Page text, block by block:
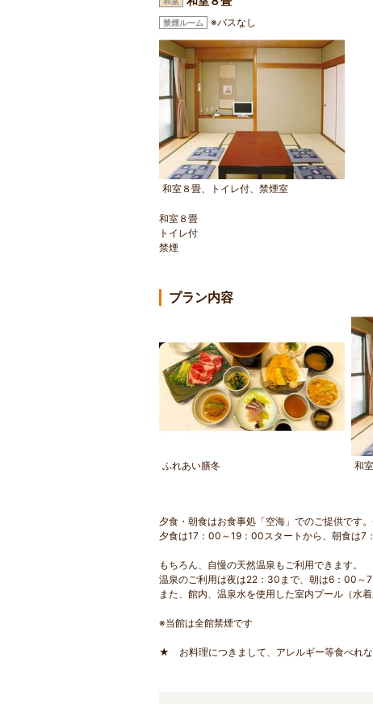
禁煙ルーム ※バスなし
和室８畳、トイレ付、禁煙室
和室８畳
トイレ付
禁煙
プラン内容
ふれあい膳冬 和
夕食・朝食はお食事処「空海」でのご提供です
夕食は17：00～19：00スタートから、朝食は7
もちろん、自慢の天然温泉もご利用できます。
温泉のご利用は夜は22：30まで、朝は6：00～
また、館内、温泉水を使用した室内プール（水
※当館は全館禁煙です
★ お料理につきまして、アレルギー等食べれな